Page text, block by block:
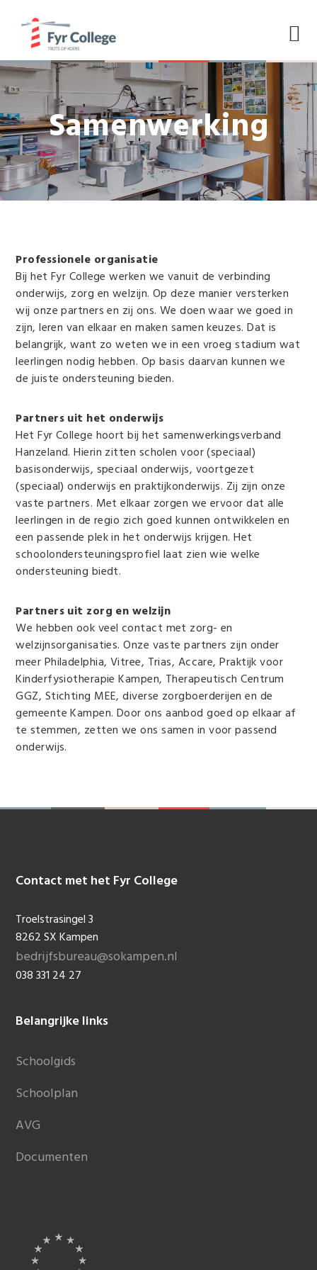
NAAR
HOOFDNAVIGATIE
NAAR
HOOFD
INHOUD
NAAR
VOETTEKST
Samenwerking
Professionele organisatie
Bij het Fyr College werken we vanuit de verbinding
onderwijs, zorg en welzijn. Op deze manier versterken
wij onze partners en zij ons. We doen waar we goed in
zijn, leren van elkaar en maken samen keuzes. Dat is
belangrijk, want zo weten we in een vroeg stadium wat
leerlingen nodig hebben. Op basis daarvan kunnen we
de juiste ondersteuning bieden.
Partners uit het onderwijs
Het Fyr College hoort bij het samenwerkingsverband
Hanzeland. Hierin zitten scholen voor (speciaal)
basisonderwijs, speciaal onderwijs, voortgezet
(speciaal) onderwijs en praktijkonderwijs. Zij zijn onze
vaste partners. Met elkaar zorgen we ervoor dat alle
leerlingen in de regio zich goed kunnen ontwikkelen en
een passende plek in het onderwijs krijgen. Het
schoolondersteuningsprofiel laat zien wie welke
ondersteuning biedt.
Partners uit zorg en welzijn
We hebben ook veel contact met zorg- en
welzijnsorganisaties. Onze vaste partners zijn onder
meer Philadelphia, Vitree, Trias, Accare, Praktijk voor
Kinderfysiotherapie Kampen, Therapeutisch Centrum
GGZ, Stichting MEE, diverse zorgboerderijen en de
gemeente Kampen. Door ons aanbod goed op elkaar af
te stemmen, zetten we ons samen in voor passend
onderwijs.
Footer
Contact met het Fyr College
Troelstrasingel 3
8262 SX Kampen
bedrijfsbureau@sokampen.nl
038 331 24 27
Belangrijke links
Schoolgids
Schoolplan
AVG
Documenten